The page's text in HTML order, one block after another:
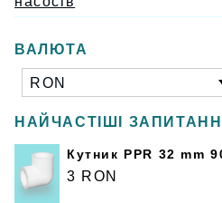
ВАЛЮТА
RON
НАЙЧАСТІШІ
Кутник PPR 32 mm
3 RON